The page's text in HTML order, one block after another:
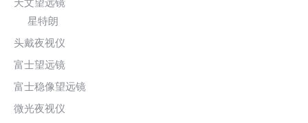
星特朗
头戴夜视仪
富士望远镜
富士稳像望远镜
微光夜视仪